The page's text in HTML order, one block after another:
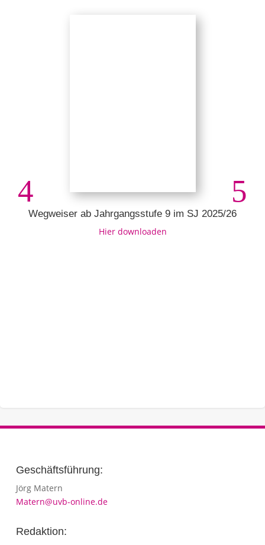
Wegweiser ab Jahrgangsstufe 9 im SJ 2025/26
Hier downloaden
Geschäftsführung:
Jörg Matern
Matern@uvb-online.de
Redaktion: